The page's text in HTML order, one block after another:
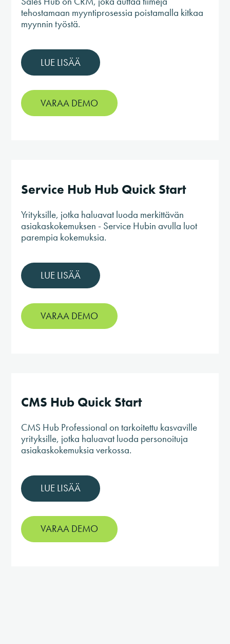
tehostamaan myyntiprosessia poistamalla kitkaa
myynnin työstä.
LUE LISÄÄ
VARAA DEMO
Service Hub Hub Quick Start
Yrityksille, jotka haluavat luoda merkittävän
asiakaskokemuksen - Service Hubin avulla luot
parempia kokemuksia.
LUE LISÄÄ
VARAA DEMO
CMS Hub Quick Start
CMS Hub Professional on tarkoitettu kasvaville
yrityksille, jotka haluavat luoda personoituja
asiakaskokemuksia verkossa.
LUE LISÄÄ
VARAA DEMO